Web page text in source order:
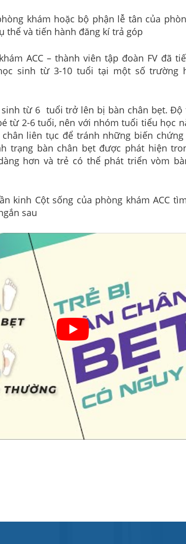
khám hoặc bộ phận lễ tân của
thể và tiến hành đăng kí trả góp
ACC – thành viên tập đoàn FV đã
sinh từ 3-10 tuổi tại một số trường
sinh từ 6 tuổi trở lên bị bàn chân bẹt. Độ
từ 2-6 tuổi, nên với nhóm tuổi tiểu học
liên tục để tránh những biến
trạng bàn chân bẹt được phát hiện
hơn và trẻ có thể phát triển vòm
kinh Cột sống của phòng khám ACC
sau